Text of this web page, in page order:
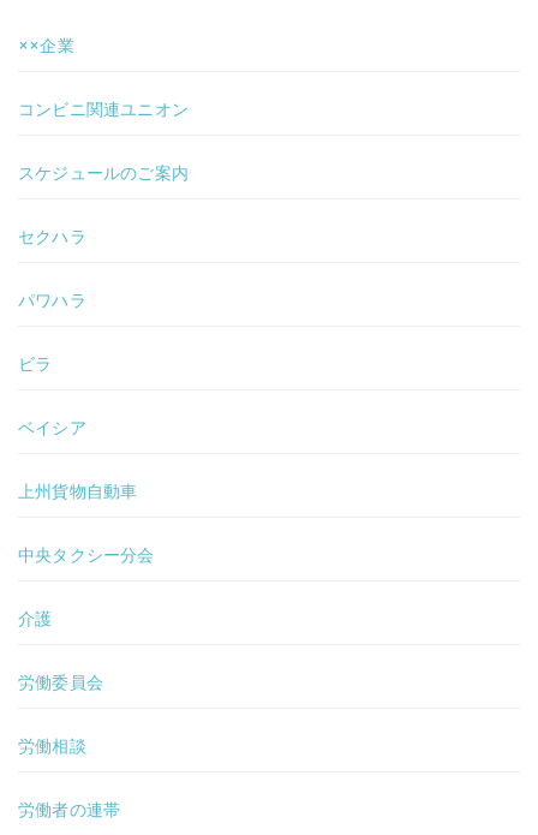
××企業
コンビニ関連ユニオン
スケジュールのご案内
セクハラ
パワハラ
ビラ
ベイシア
上州貨物自動車
中央タクシー分会
介護
労働委員会
労働相談
労働者の連帯